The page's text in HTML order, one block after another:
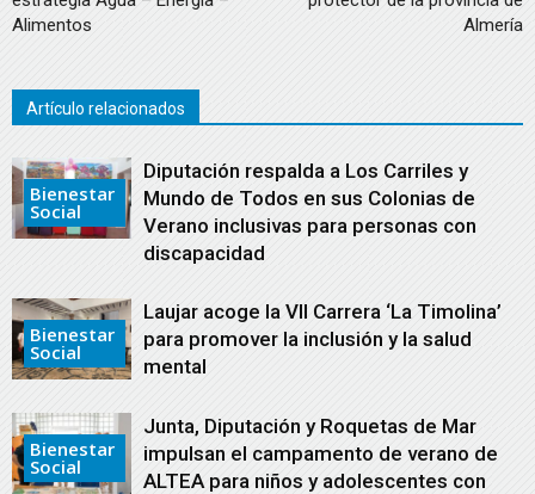
Alimentos
Almería
Artículo relacionados
Bienestar
Social
Diputación respalda a Los Carriles y
Mundo de Todos en sus Colonias de
Verano inclusivas para personas con
discapacidad
Bienestar
Social
Laujar acoge la VII Carrera ‘La Timolina’
para promover la inclusión y la salud
mental
Bienestar
Social
Junta, Diputación y Roquetas de Mar
impulsan el campamento de verano de
ALTEA para niños y adolescentes con